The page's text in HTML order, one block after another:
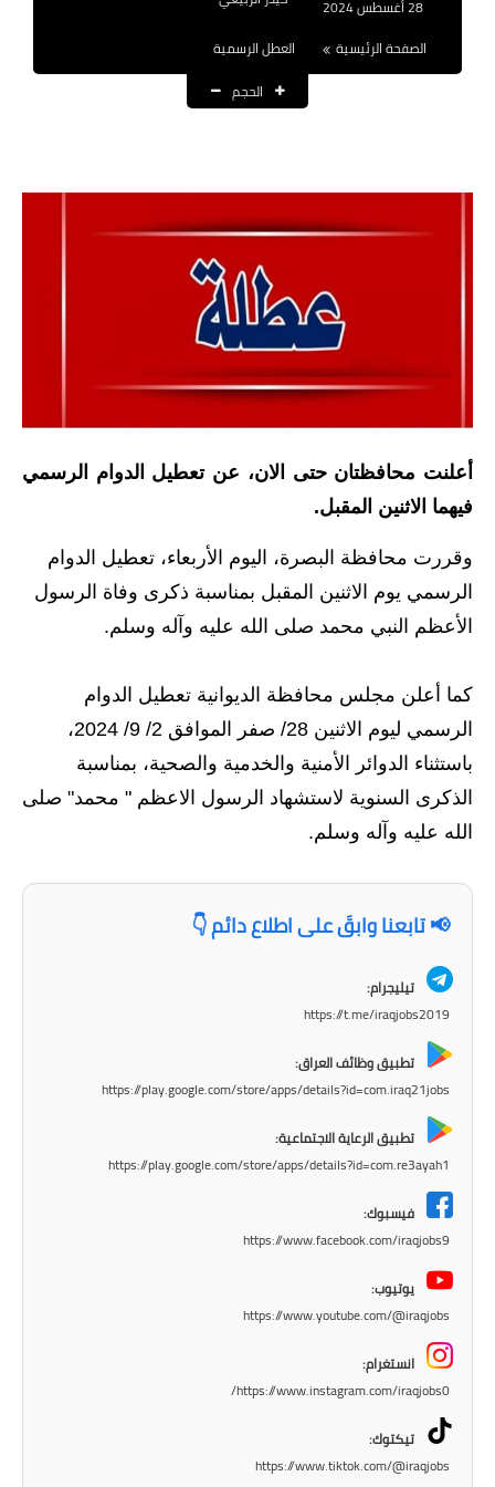
العقود والاجور اليومية
القروض والسلف
المنح المالية
قطع الاراضي
اخبار العراق
الاخبار السياسية
الاخبار الامنية
الاخبار الرياضية
المدارس
اخبار وقرارات وزارة التربية
نتائج الامتحانات
المرحلة الابتدائية
المرحلة الاعدادية
اسئلة وزارية
المرحلة الاعدادية
28 أغسطس 2024
الصفحة الرئيسية
العطل الرسمية
الحجم
أعلنت محافظتان حتى الان، عن تعطيل الدوام الرسمي
فيهما الاثنين المقبل.
وقررت محافظة البصرة، اليوم الأربعاء، تعطيل الدوام
الرسمي يوم الاثنين المقبل بمناسبة ذكرى وفاة الرسول
الأعظم النبي محمد صلى الله عليه وآله وسلم.
كما أعلن مجلس محافظة الديوانية تعطيل الدوام
الرسمي ليوم الاثنين 28/ صفر الموافق 2/ 9/ 2024،
باستثناء الدوائر الأمنية والخدمية والصحية، بمناسبة
الذكرى السنوية لاستشهاد الرسول الاعظم " محمد" صلى
الله عليه وآله وسلم.
📢 تابعنا وابقَ على اطلاع دائم 👇
تيليجرام:
https://t.me/iraqjobs2019
تطبيق وظائف العراق:
https://play.google.com/store/apps/details?id=com.iraq21jobs
تطبيق الرعاية الاجتماعية:
https://play.google.com/store/apps/details?id=com.re3ayah1
فيسبوك:
https://www.facebook.com/iraqjobs9
يوتيوب:
https://www.youtube.com/@iraqjobs
انستغرام:
https://www.instagram.com/iraqjobs0/
تيكتوك:
https://www.tiktok.com/@iraqjobs